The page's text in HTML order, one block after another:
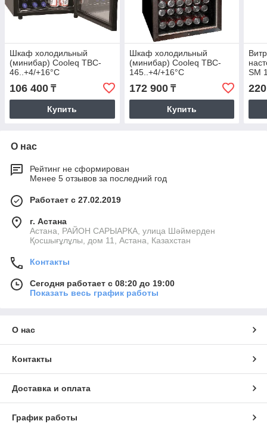
Шкаф холодильный
(минибар) Cooleq TBC-
46..+4/+16°С
106 400 ₸
Купить
Шкаф холодильный
(минибар) Cooleq TBC-
145..+4/+16°С
172 900₸
Купить
SM
О нас
Рейтинг не сформирован
Менее 5 отзывов за последний год
Работает с 27.02.2019
г. Астана
Астана, РАЙОН САРЫАРКА, улица Шәймерден
Қосшығұлұлы, дом 11, Астана, Казахстан
Контакты
Сегодня работает с 08:20 до 19:00
Показать весь график работы
О нас
Контакты
Доставка и оплата
График работы